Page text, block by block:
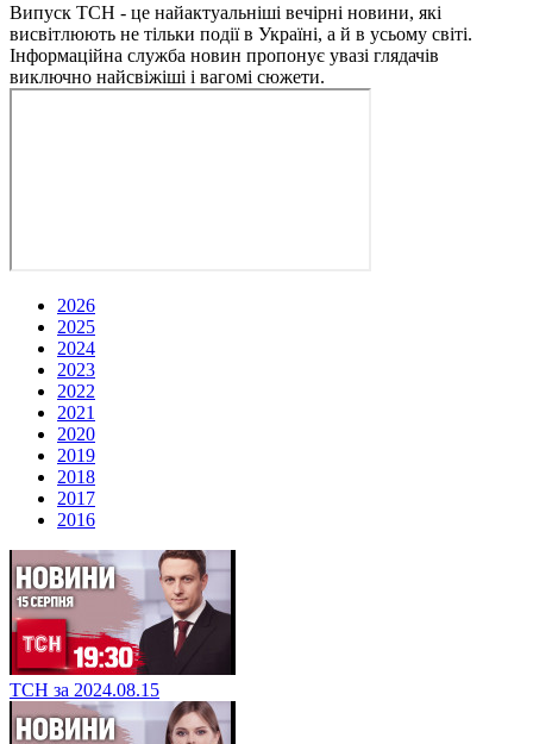
Випуск ТСН - це найактуальніші вечірні новини, які
висвітлюють не тільки події в Україні, а й в усьому світі.
Інформаційна служба новин пропонує увазі глядачів
виключно найсвіжіші і вагомі сюжети.
2026
2025
2024
2023
2022
2021
2020
2019
2018
2017
2016
ТСН за 2024.08.15